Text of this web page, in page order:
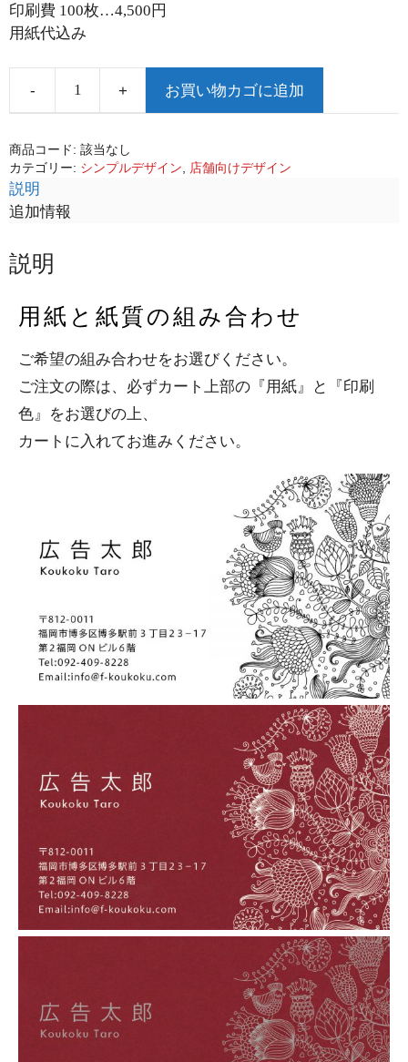
印刷費 100枚…4,500円
用紙代込み
- + お買い物カゴに追加
商品コード: 該当なし
カテゴリー: シンプルデザイン, 店舗向けデザイン
説明
追加情報
説明
用紙と紙質の組み合わせ
ご希望の組み合わせをお選びください。
ご注文の際は、必ずカート上部の『用紙』と『印刷
色』をお選びの上、
カートに入れてお進みください。